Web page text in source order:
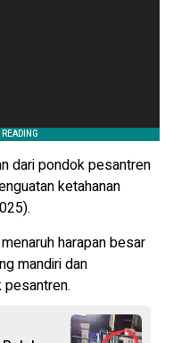
dari pondok pesantren
ketahanan
harapan besar
mandiri dan
pesantren.